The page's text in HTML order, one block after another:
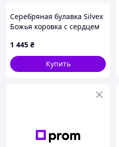
Серебряная булавка Silvex
Божья коровка с сердцем
1 445 ₴
Купить